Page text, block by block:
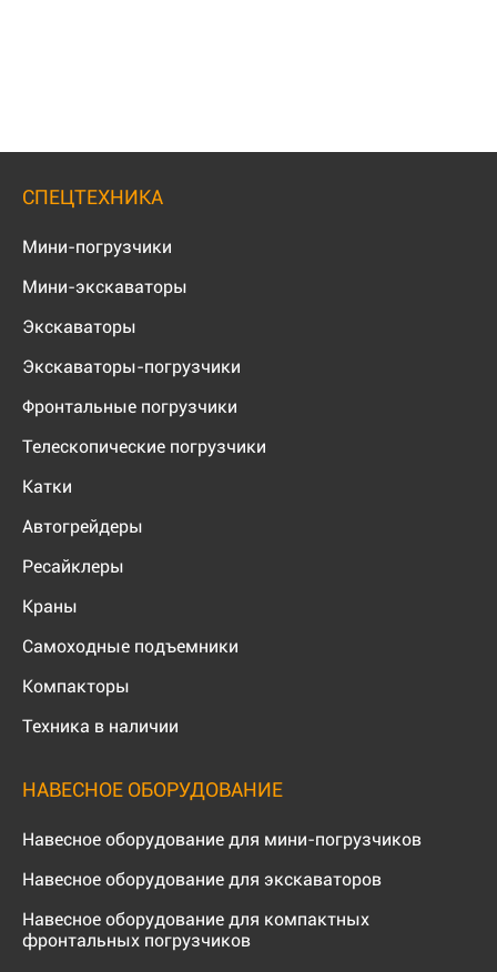
СПЕЦТЕХНИКА
Мини-погрузчики
Мини-экскаваторы
Экскаваторы
Экскаваторы-погрузчики
Фронтальные погрузчики
Телескопические погрузчики
Катки
Автогрейдеры
Ресайклеры
Краны
Самоходные подъемники
Компакторы
Техника в наличии
НАВЕСНОЕ ОБОРУДОВАНИЕ
Навесное оборудование для мини-погрузчиков
Навесное оборудование для экскаваторов
Навесное оборудование для компактных
фронтальных погрузчиков